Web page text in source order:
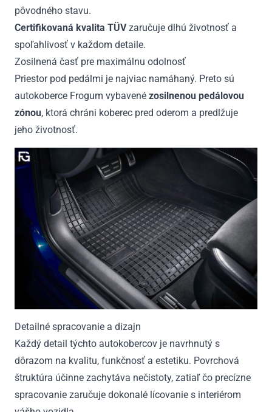
pôvodného stavu.
Certifikovaná kvalita TÜVzaručuje dlhú životnosť a
spoľahlivosť v každom detaile.
Zosilnená časť pre maximálnu odolnosť
Priestor pod pedálmi je najviac namáhaný. Preto sú
autokoberce Frogum vybavené zosilnenou pedálovou
zónou, ktorá chráni koberec pred oderom a predlžuje
jeho životnosť.
Detailné spracovanie a dizajn
Každý detail týchto autokobercov je navrhnutý s
dôrazom na kvalitu, funkčnosť a estetiku. Povrchová
štruktúra účinne zachytáva nečistoty, zatiaľ čo precízne
spracovanie zaručuje dokonalé lícovanie s interiérom